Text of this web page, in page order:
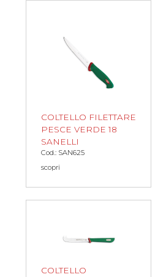
COLTELLO FILETTARE
PESCE VERDE 18
SANELLI
Cod.: SAN625
scopri
COLTELLO